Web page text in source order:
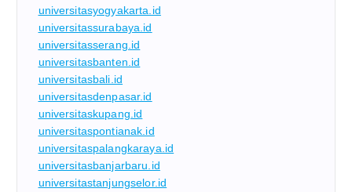
universitasyogyakarta.id
universitassurabaya.id
universitasserang.id
universitasbanten.id
universitasbali.id
universitasdenpasar.id
universitaskupang.id
universitaspontianak.id
universitaspalangkaraya.id
universitasbanjarbaru.id
universitastanjungselor.id